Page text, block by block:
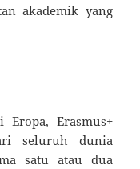
akademik yang
Erasmus+
seluruh dunia
satu atau dua